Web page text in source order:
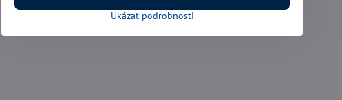
Ukázat podrobnosti